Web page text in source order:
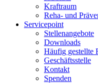
Kraftraum
Reha- und
Servicepoint
Stellenangebote
Downloads
Häufig gestellte
Geschäftsstelle
Kontakt
Spenden